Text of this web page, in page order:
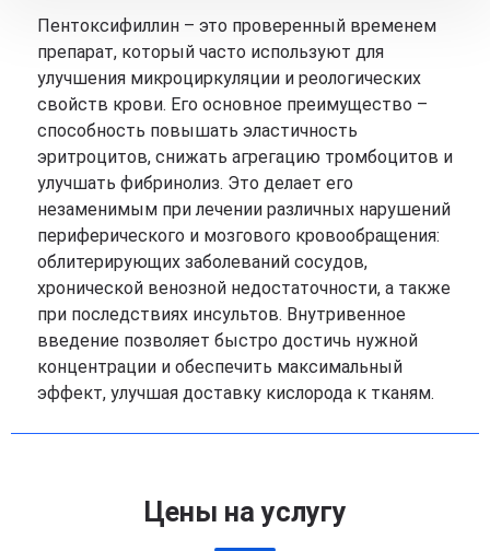
Пентоксифиллин – это проверенный временем
препарат, который часто используют для
улучшения микроциркуляции и реологических
свойств крови. Его основное преимущество –
способность повышать эластичность
эритроцитов, снижать агрегацию тромбоцитов и
улучшать фибринолиз. Это делает его
незаменимым при лечении различных нарушений
периферического и мозгового кровообращения:
облитерирующих заболеваний сосудов,
хронической венозной недостаточности, а также
при последствиях инсультов. Внутривенное
введение позволяет быстро достичь нужной
концентрации и обеспечить максимальный
эффект, улучшая доставку кислорода к тканям.
Цены на услугу